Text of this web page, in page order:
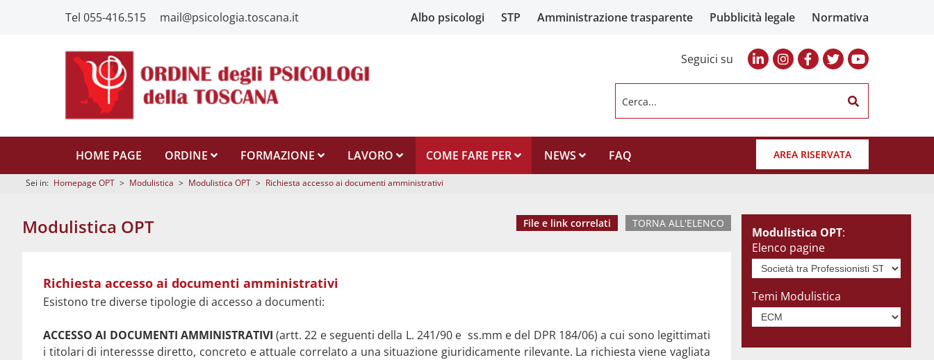
Tel 055-416.515 mail@psicologia.toscana.it Albo psicologi STP Amministrazione trasparente Pubblicità legale Normativa
Seguici su
Cerca...
HOME PAGE ORDINE FORMAZIONE LAVORO COME FARE PER NEWS FAQ AREA RISERVATA
Sei in: Homepage OPT > Modulistica > Modulistica OPT > Richiesta accesso ai documenti amministrativi
Modulistica OPT TORNA ALL'ELENCO
File e link correlati
Regolamento OPT Accesso alla documentazione amministrativa
Link Amministrazione trasparente-Altri contenuti-Accesso civico per moduli accesso semplice o generalizzato
Richiesta accesso ai documenti amministrativi
Esistono tre diverse tipologie di accesso a documenti:
ACCESSO AI DOCUMENTI AMMINISTRATIVI (artt. 22 e seguenti della L. 241/90 e ss.mm e del DPR 184/06) a cui sono legittimati
i titolari di interessse diretto, concreto e attuale correlato a una situazione giuridicamente rilevante. La richiesta viene vagliata
Modulistica OPT:
Elenco pagine
Temi Modulistica